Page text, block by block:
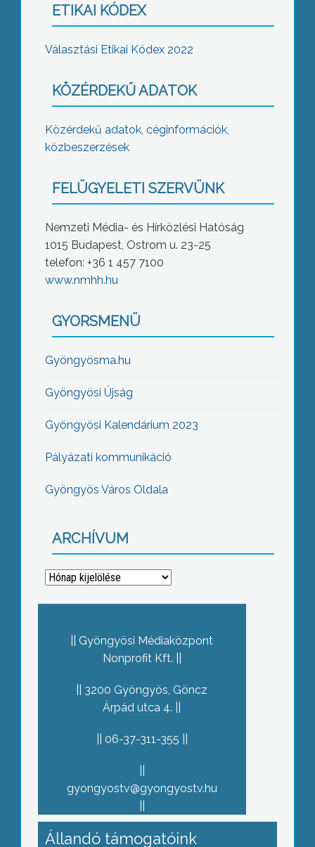
ETIKAI KÓDEX
Választási Etikai Kódex 2022
KÖZÉRDEKŰ ADATOK
Közérdekű adatok, céginformációk,
közbeszerzések
FELÜGYELETI SZERVÜNK
Nemzeti Média- és Hírközlési Hatóság
1015 Budapest, Ostrom u. 23-25
telefon: +36 1 457 7100
www.nmhh.hu
GYORSMENÜ
Gyöngyösma.hu
Gyöngyösi Újság
Gyöngyösi Kalendárium 2023
Pályázati kommunikáció
Gyöngyös Város Oldala
ARCHÍVUM
Archívum
Gyöngyösi Médiaközpont
Nonprofit Kft.
3200 Gyöngyös, Göncz
Árpád utca 4.
06-37-311-355
gyongyostv@gyongyostv.hu
Állandó támogatóink